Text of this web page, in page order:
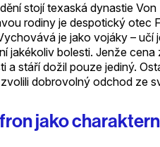
stojí texaská dynastie
rodiny je despotický otec
je jako vojáky – učí
jakékoliv bolesti. Jenže
a stáří dožil pouze jediný.
dobrovolný odchod ze
jako